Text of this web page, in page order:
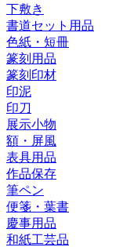
下敷き
書道セット用品
色紙・短冊
篆刻用品
篆刻印材
印泥
印刀
展示小物
額・屏風
表具用品
作品保存
筆ペン
便箋・葉書
慶事用品
和紙工芸品